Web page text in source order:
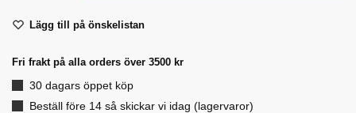
Lägg till på önskelistan
Fri frakt på alla orders över 3500 kr
30 dagars öppet köp
Beställ före 14 så skickar vi idag (lagervaror)